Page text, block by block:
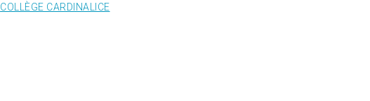
COLLÈGE CARDINALICE